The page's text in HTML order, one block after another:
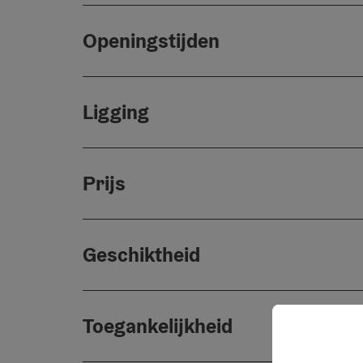
Openingstijden
Ligging
Prijs
Geschiktheid
Toegankelijkheid